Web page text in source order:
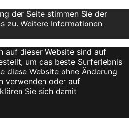
der Seite stimmen Sie der
zu. Weitere Informationen
auf dieser Website sind auf
um das beste Surferlebnis
diese Website ohne Änderung
verwenden oder auf
Sie sich damit